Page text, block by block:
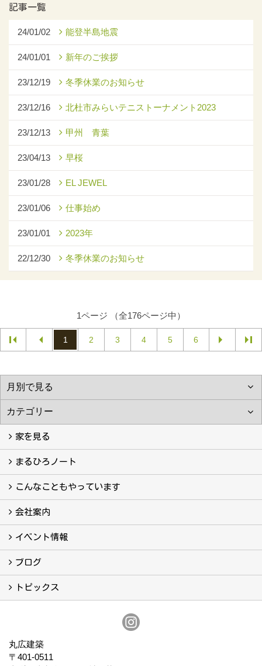
記事一覧
24/01/02 能登半島地震
24/01/01 新年のご挨拶
23/12/19 冬季休業のお知らせ
23/12/16 北杜市みらいテニストーナメント2023
23/12/13 甲州 青葉
23/04/13 早桜
23/01/28 EL JEWEL
23/01/06 仕事始め
23/01/01 2023年
22/12/30 冬季休業のお知らせ
1ページ （全176ページ中）
1 2 3 4 5 6
家を見る
フォトギャラリー
現場レポート
完工事例
お客様の声
まるひろノート
真っ直ぐの家づくり
自慢の大工たち
こだわりの自然素材
快適な家のエッセンス
注文住宅ができるまで
こんなこともやっています
こんなこともやっています
会社案内
会社案内
まるひろの人
スタッフ紹介
プライバシーポリシー
イベント情報
イベント予告
イベント報告
ブログ
ブログ
トピックス
丸広建築
〒401-0511